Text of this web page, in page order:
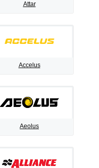
Attar
Accelus
Aeolus